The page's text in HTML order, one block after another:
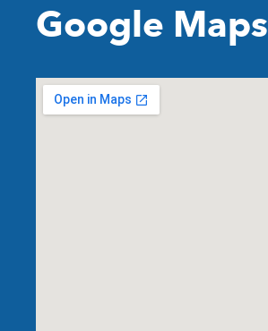
Google Maps